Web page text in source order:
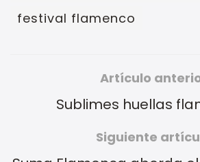
festival flamenco
Artículo
Sublimes huellas
Siguiente